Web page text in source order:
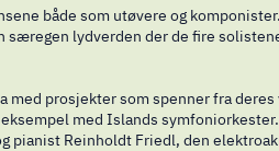
både som utøvere og
lydverden der de fire
med prosjekter som spenner fra
med Islands
pianist Reinholdt Friedl, den